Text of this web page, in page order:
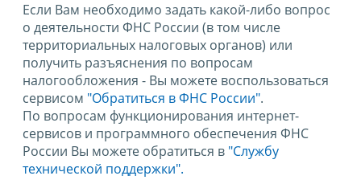
Если Вам необходимо задать какой-либо вопрос
о деятельности ФНС России (в том числе
территориальных налоговых органов) или
получить разъяснения по вопросам
налогообложения - Вы можете воспользоваться
сервисом "Обратиться в ФНС России".
По вопросам функционирования интернет-
сервисов и программного обеспечения ФНС
России Вы можете обратиться в "Службу
технической поддержки".